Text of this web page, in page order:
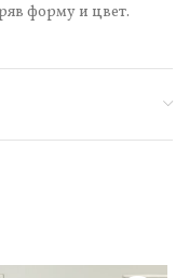
форму и цвет.